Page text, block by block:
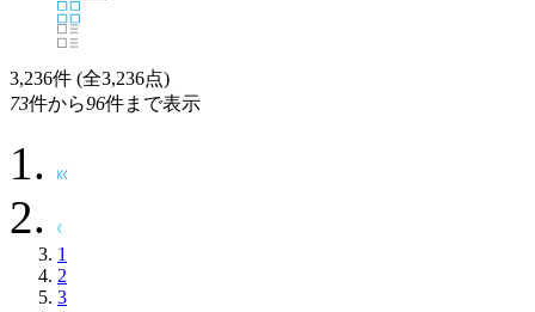
3,236件 (全3,236点)
73件から96件まで表示
1
2
3